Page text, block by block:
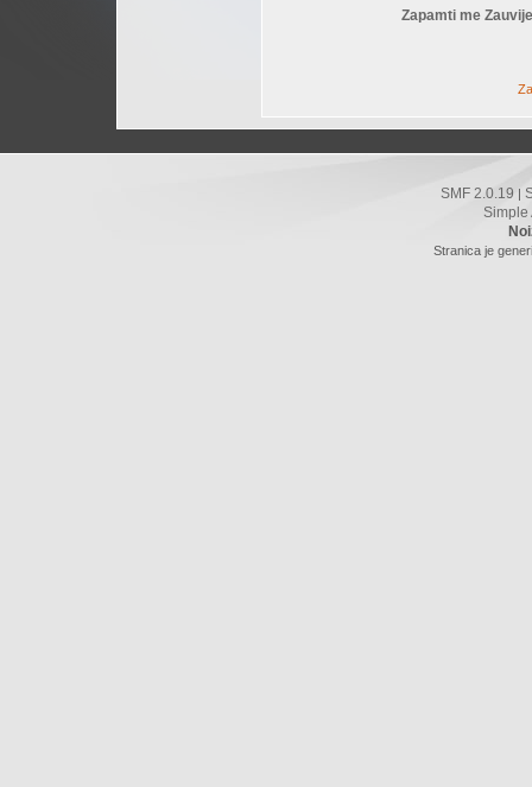
Zapamti me
SMF 2.0.19
Simple
Stranica je